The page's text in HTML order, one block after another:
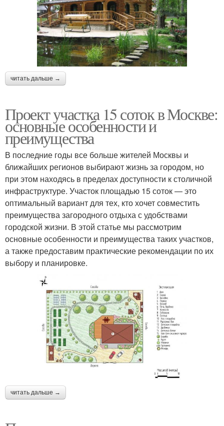
читать дальше →
Проект участка 15 соток в Москве:
основные особенности и
преимущества
В последние годы все больше жителей Москвы и
ближайших регионов выбирают жизнь за городом, но
при этом находясь в пределах доступности к столичной
инфраструктуре. Участок площадью 15 соток — это
оптимальный вариант для тех, кто хочет совместить
преимущества загородного отдыха с удобствами
городской жизни. В этой статье мы рассмотрим
основные особенности и преимущества таких участков,
а также предоставим практические рекомендации по их
выбору и планировке.
читать дальше →